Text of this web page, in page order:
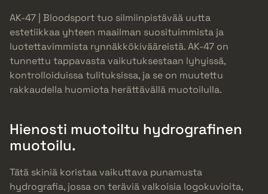
AK-47 | Bloodsport tuo silmiinpistävää uutta
estetiikkaa yhteen maailman suosituimmista ja
luotettavimmista rynnäkkökivääreistä. AK-47 on
tunnettu tappavasta vaikutuksestaan lyhyissä,
kontrolloiduissa tulituksissa, ja se on muutettu
rakkaudella huomiota herättävällä muotoilulla.
Hienosti muotoiltu hydrografinen
muotoilu.
Tätä skiniä koristaa vaikuttava punamusta
hydrografia, jossa on teräviä valkoisia logokuvioita,